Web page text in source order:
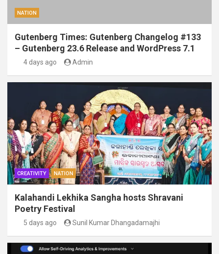
NATION
Gutenberg Times: Gutenberg Changelog #133
– Gutenberg 23.6 Release and WordPress 7.1
4 days ago Admin
CREATIVITY NATION
Kalahandi Lekhika Sangha hosts Shravani
Poetry Festival
5 days ago Sunil Kumar Dhangadamajhi